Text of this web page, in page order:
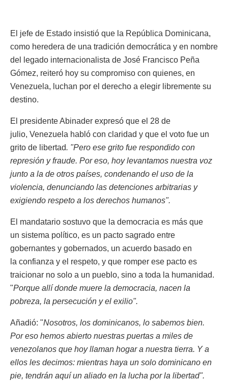
El jefe de Estado insistió que la República Dominicana,
como heredera de una tradición democrática y en nombre
del legado internacionalista de José Francisco Peña
Gómez, reiteró hoy su compromiso con quienes, en
Venezuela, luchan por el derecho a elegir libremente su
destino.
El presidente Abinader expresó que el 28 de
julio, Venezuela habló con claridad y que el voto fue un
grito de libertad. "Pero ese grito fue respondido con
represión y fraude. Por eso, hoy levantamos nuestra voz
junto a la de otros países, condenando el uso de la
violencia, denunciando las detenciones arbitrarias y
exigiendo respeto a los derechos humanos".
El mandatario sostuvo que la democracia es más que
un sistema político, es un pacto sagrado entre
gobernantes y gobernados, un acuerdo basado en
la confianza y el respeto, y que romper ese pacto es
traicionar no solo a un pueblo, sino a toda la humanidad.
"Porque allí donde muere la democracia, nacen la
pobreza, la persecución y el exilio".
Añadió: "Nosotros, los dominicanos, lo sabemos bien.
Por eso hemos abierto nuestras puertas a miles de
venezolanos que hoy llaman hogar a nuestra tierra. Y a
ellos les decimos: mientras haya un solo dominicano en
pie, tendrán aquí un aliado en la lucha por la libertad".